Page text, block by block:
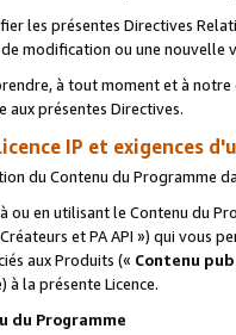
les présentes Directives
modification ou une nouvelle
à tout moment et à
présentes Directives.
IP et exigences
du Contenu du Programme
ou en utilisant le Contenu du
et PA API ») qui vous
aux Produits (« Contenu
la présente Licence.
du Programme